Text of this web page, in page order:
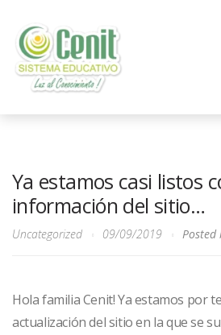
Ya estamos casi listos
información del sitio…
Uncategorized 09/09/2019 Posted
Hola familia Cenit! Ya estamos por
actualización del sitio en la que se